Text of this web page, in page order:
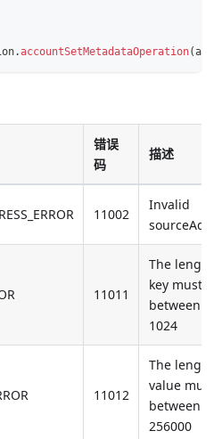
.accountSetMetadataOperation(
错误
码
描述
11002
Invalid
11011
The
key must
between
1024
11012
The
value
between
256000